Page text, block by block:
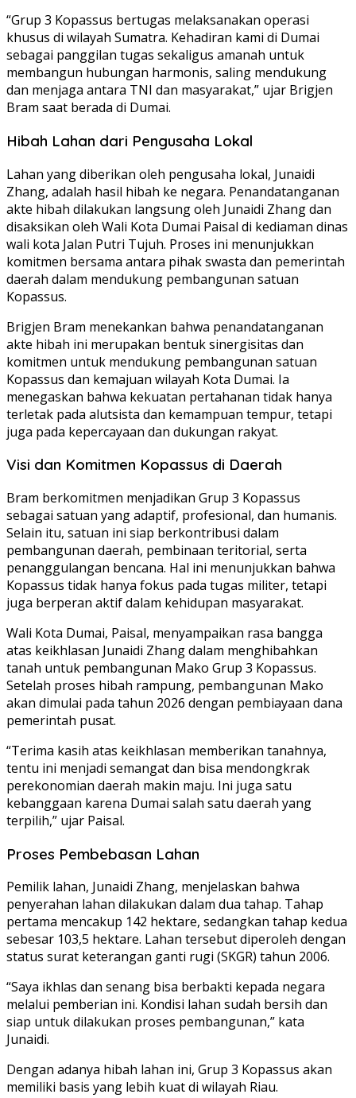
“Grup 3 Kopassus bertugas melaksanakan operasi
khusus di wilayah Sumatra. Kehadiran kami di Dumai
sebagai panggilan tugas sekaligus amanah untuk
membangun hubungan harmonis, saling mendukung
dan menjaga antara TNI dan masyarakat,” ujar Brigjen
Bram saat berada di Dumai.
Hibah Lahan dari Pengusaha Lokal
Lahan yang diberikan oleh pengusaha lokal, Junaidi
Zhang, adalah hasil hibah ke negara. Penandatanganan
akte hibah dilakukan langsung oleh Junaidi Zhang dan
disaksikan oleh Wali Kota Dumai Paisal di kediaman dinas
wali kota Jalan Putri Tujuh. Proses ini menunjukkan
komitmen bersama antara pihak swasta dan pemerintah
daerah dalam mendukung pembangunan satuan
Kopassus.
Brigjen Bram menekankan bahwa penandatanganan
akte hibah ini merupakan bentuk sinergisitas dan
komitmen untuk mendukung pembangunan satuan
Kopassus dan kemajuan wilayah Kota Dumai. Ia
menegaskan bahwa kekuatan pertahanan tidak hanya
terletak pada alutsista dan kemampuan tempur, tetapi
juga pada kepercayaan dan dukungan rakyat.
Visi dan Komitmen Kopassus di Daerah
Bram berkomitmen menjadikan Grup 3 Kopassus
sebagai satuan yang adaptif, profesional, dan humanis.
Selain itu, satuan ini siap berkontribusi dalam
pembangunan daerah, pembinaan teritorial, serta
penanggulangan bencana. Hal ini menunjukkan bahwa
Kopassus tidak hanya fokus pada tugas militer, tetapi
juga berperan aktif dalam kehidupan masyarakat.
Wali Kota Dumai, Paisal, menyampaikan rasa bangga
atas keikhlasan Junaidi Zhang dalam menghibahkan
tanah untuk pembangunan Mako Grup 3 Kopassus.
Setelah proses hibah rampung, pembangunan Mako
akan dimulai pada tahun 2026 dengan pembiayaan dana
pemerintah pusat.
“Terima kasih atas keikhlasan memberikan tanahnya,
tentu ini menjadi semangat dan bisa mendongkrak
perekonomian daerah makin maju. Ini juga satu
kebanggaan karena Dumai salah satu daerah yang
terpilih,” ujar Paisal.
Proses Pembebasan Lahan
Pemilik lahan, Junaidi Zhang, menjelaskan bahwa
penyerahan lahan dilakukan dalam dua tahap. Tahap
pertama mencakup 142 hektare, sedangkan tahap kedua
sebesar 103,5 hektare. Lahan tersebut diperoleh dengan
status surat keterangan ganti rugi (SKGR) tahun 2006.
“Saya ikhlas dan senang bisa berbakti kepada negara
melalui pemberian ini. Kondisi lahan sudah bersih dan
siap untuk dilakukan proses pembangunan,” kata
Junaidi.
Dengan adanya hibah lahan ini, Grup 3 Kopassus akan
memiliki basis yang lebih kuat di wilayah Riau.